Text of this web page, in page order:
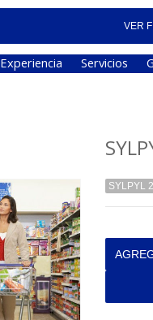
VER
Experiencia Servicios
SYLPYL